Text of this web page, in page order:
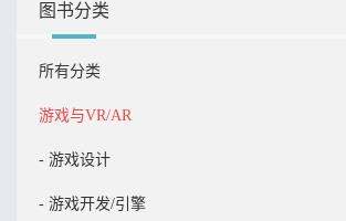
图书分类
所有分类
游戏与VR/AR
- 游戏设计
- 游戏开发/引擎